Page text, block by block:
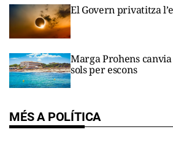
El Govern privatitza
Marga Prohens
sols per escons
MÉS A POLÍTICA